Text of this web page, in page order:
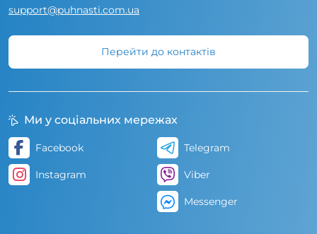
support@puhnasti.com.ua
Перейти до контактів
Ми у соціальних мережах
Facebook
Instagram
Telegram
Viber
Messenger